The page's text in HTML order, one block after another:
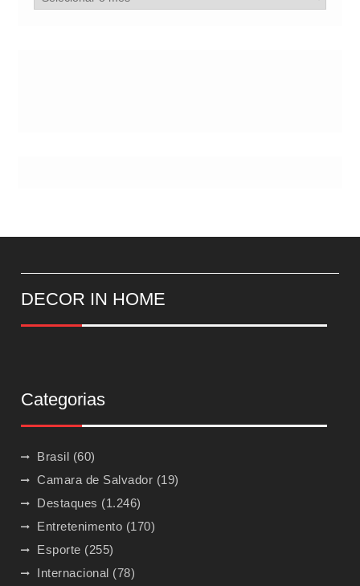
de
DECOR IN HOME
Categorias
Brasil (60)
Camara de Salvador (19)
Destaques (1.246)
Entretenimento (170)
Esporte (255)
Internacional (78)